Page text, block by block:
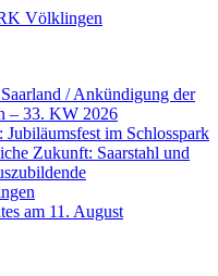
/ Ankündigung der
– 33. KW 2026
Jubiläumsfest im Schlosspark
Zukunft: Saarstahl und
am 11. August